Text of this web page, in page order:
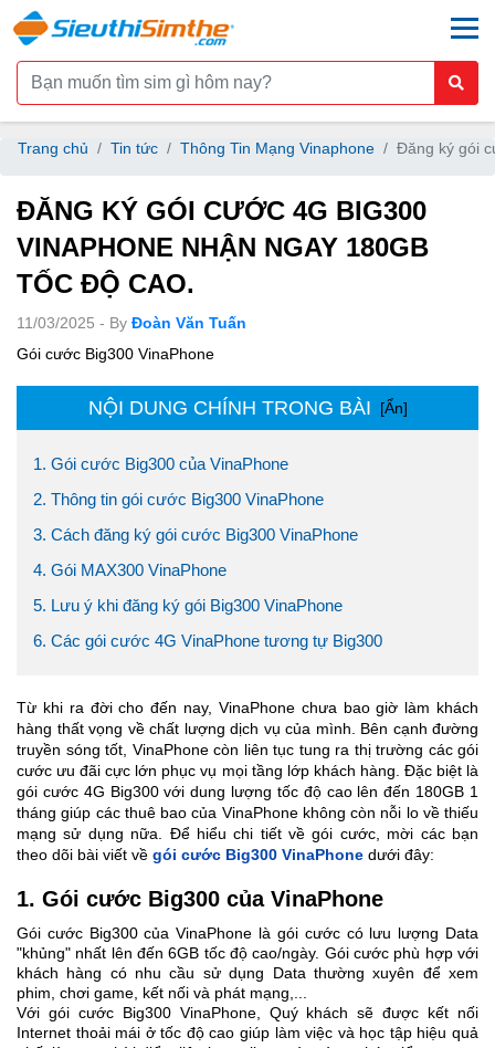
Trang chủ Tin tức Thông Tin Mạng Vinaphone Đăng ký gói
ĐĂNG KÝ GÓI CƯỚC 4G BIG300
VINAPHONE NHẬN NGAY 180GB
TỐC ĐỘ CAO.
11/03/2025 - By Đoàn Văn Tuấn
Gói cước Big300 VinaPhone
NỘI DUNG CHÍNH TRONG BÀI [Ẩn]
1. Gói cước Big300 của VinaPhone
2. Thông tin gói cước Big300 VinaPhone
3. Cách đăng ký gói cước Big300 VinaPhone
4. Gói MAX300 VinaPhone
5. Lưu ý khi đăng ký gói Big300 VinaPhone
6. Các gói cước 4G VinaPhone tương tự Big300
Từ khi ra đời cho đến nay, VinaPhone chưa bao giờ làm khách
hàng thất vọng về chất lượng dịch vụ của mình. Bên cạnh đường
truyền sóng tốt, VinaPhone còn liên tục tung ra thị trường các gói
cước ưu đãi cực lớn phục vụ mọi tầng lớp khách hàng. Đặc biệt là
gói cước 4G Big300 với dung lượng tốc độ cao lên đến 180GB 1
tháng giúp các thuê bao của VinaPhone không còn nỗi lo về thiếu
mạng sử dụng nữa. Để hiểu chi tiết về gói cước, mời các bạn
theo dõi bài viết về gói cước Big300 VinaPhone dưới đây:
1. Gói cước Big300 của VinaPhone
Gói cước Big300 của VinaPhone là gói cước có lưu lượng Data
"khủng" nhất lên đến 6GB tốc độ cao/ngày. Gói cước phù hợp với
khách hàng có nhu cầu sử dụng Data thường xuyên để xem
phim, chơi game, kết nối và phát mạng,...
Với gói cước Big300 VinaPhone, Quý khách sẽ được kết nối
Internet thoải mái ở tốc độ cao giúp làm việc và học tập hiệu quả